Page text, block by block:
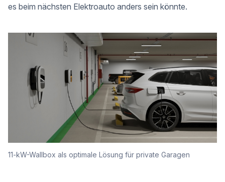
es beim nächsten Elektroauto anders sein könnte.
11-kW-Wallbox als optimale Lösung für private Garagen